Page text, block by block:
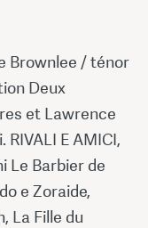
Brownlee / ténor
Deux
et Lawrence
E AMICI,
Le Barbier de
e Zoraide,
La Fille du